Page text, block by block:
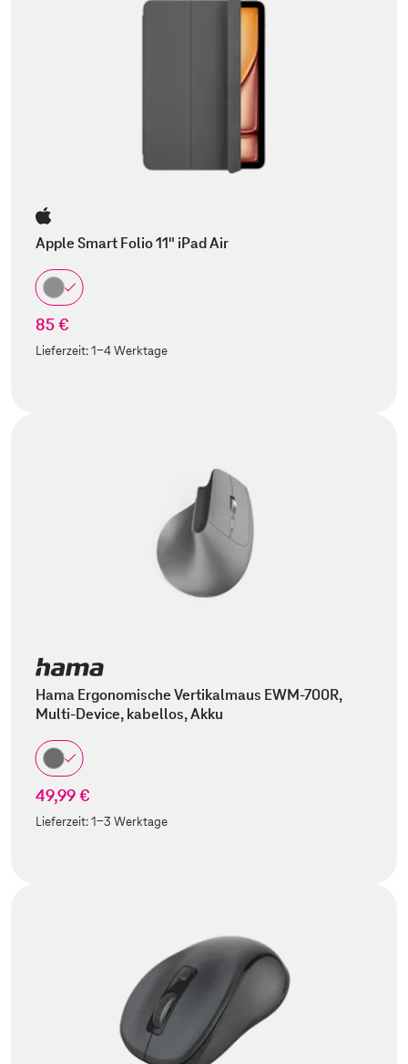
Apple Smart Folio 11" iPad Air
85 €
Lieferzeit:1-4 Werktage
Hama Ergonomische Vertikalmaus EWM-700R,
Multi-Device, kabellos, Akku
49,99 €
Lieferzeit:1-3 Werktage